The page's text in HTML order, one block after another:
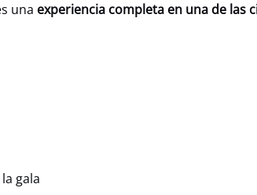
una experiencia completa en una de las
gala